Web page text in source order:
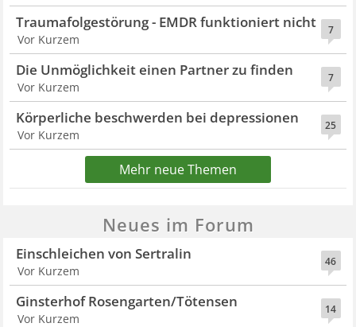
7
Traumafolgestörung - EMDR funktioniert nicht
Vor Kurzem
7
Die Unmöglichkeit einen Partner zu finden
Vor Kurzem
25
Körperliche beschwerden bei depressionen
Vor Kurzem
Mehr neue Themen
Neues im Forum
46
Einschleichen von Sertralin
Vor Kurzem
14
Ginsterhof Rosengarten/Tötensen
Vor Kurzem